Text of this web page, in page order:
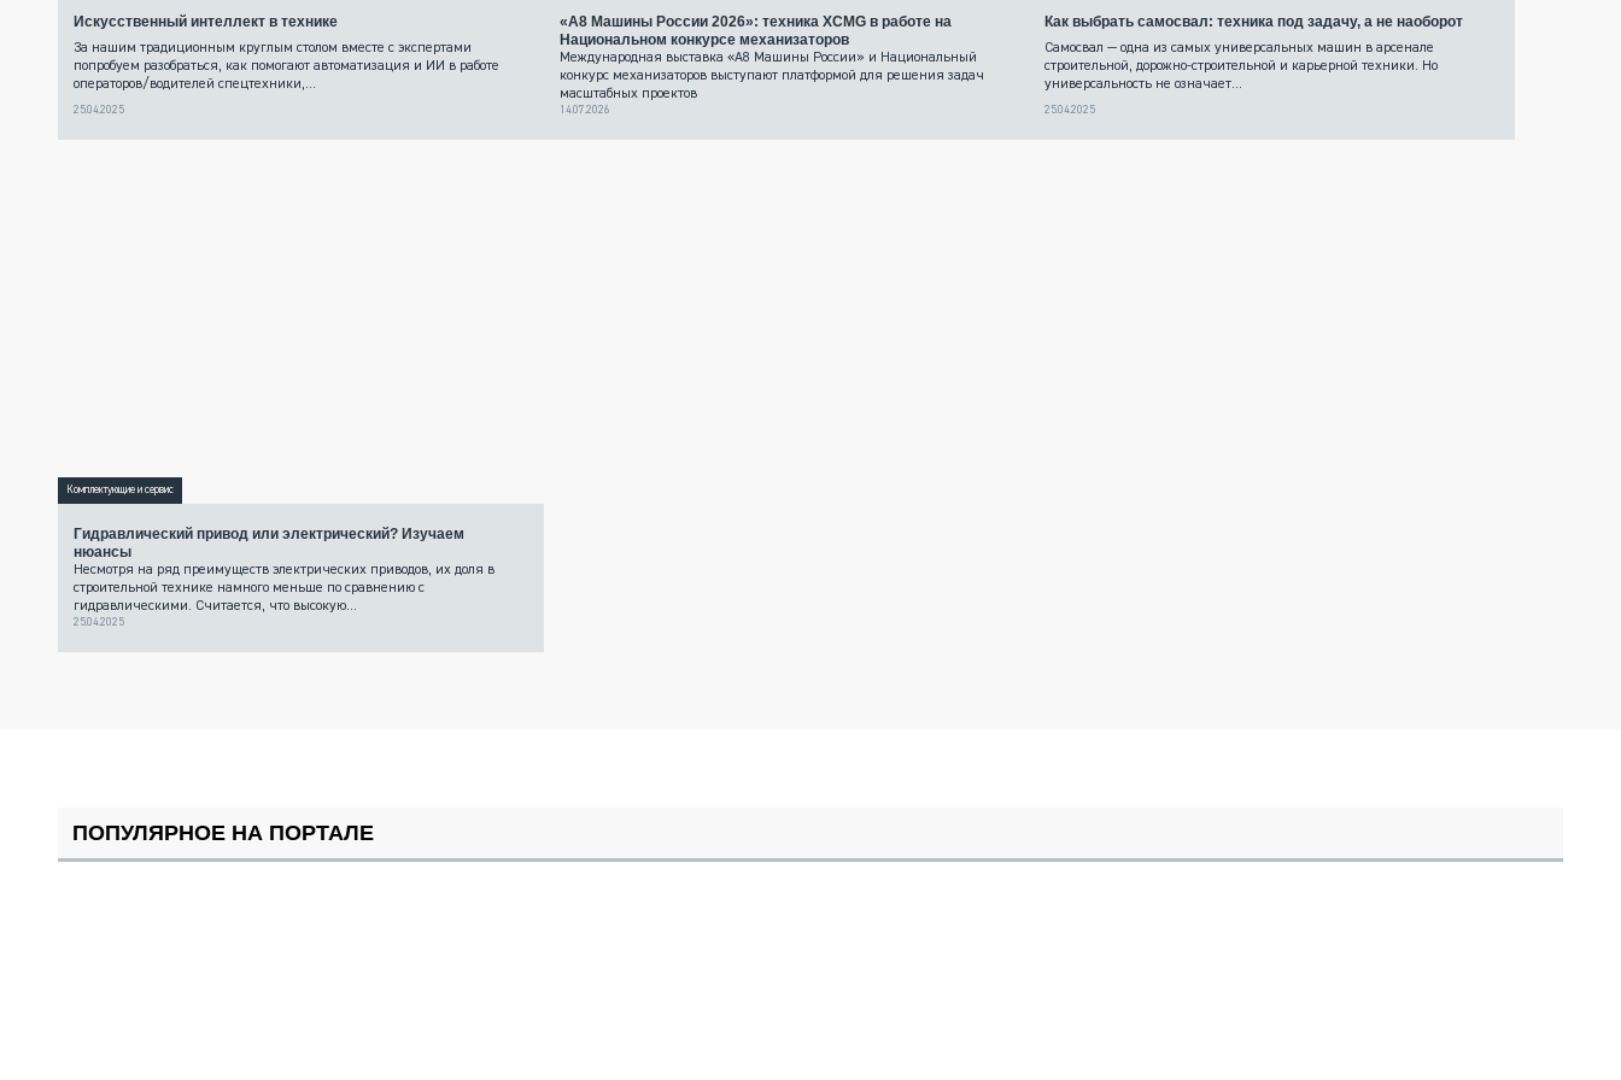
Искусственный интеллект в технике
За нашим традиционным круглым столом вместе с экспертами
попробуем разобраться, как помогают автоматизация и ИИ в работе
операторов/водителей спецтехники,...
25.04.2025
«А8 Машины России 2026»: техника XCMG в работе на
Национальном конкурсе механизаторов
Международная выставка «А8 Машины России» и Национальный
конкурс механизаторов выступают платформой для решения задач
масштабных проектов
14.07.2026
Как выбрать самосвал: техника под задачу, а не наоборот
Самосвал — одна из самых универсальных машин в арсенале
строительной, дорожно-строительной и карьерной техники. Но
универсальность не означает...
25.04.2025
Комплектующие и сервис
Гидравлический привод или электрический? Изучаем
нюансы
Несмотря на ряд преимуществ электрических приводов, их доля в
строительной технике намного меньше по сравнению с
гидравлическими. Считается, что высокую...
25.04.2025
ПОПУЛЯРНОЕ НА ПОРТАЛЕ